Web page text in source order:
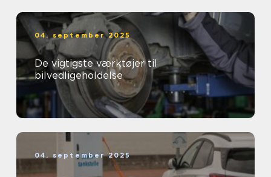
04. september 2025
De vigtigste værktøjer til
bilvedligeholdelse
04. september 2025